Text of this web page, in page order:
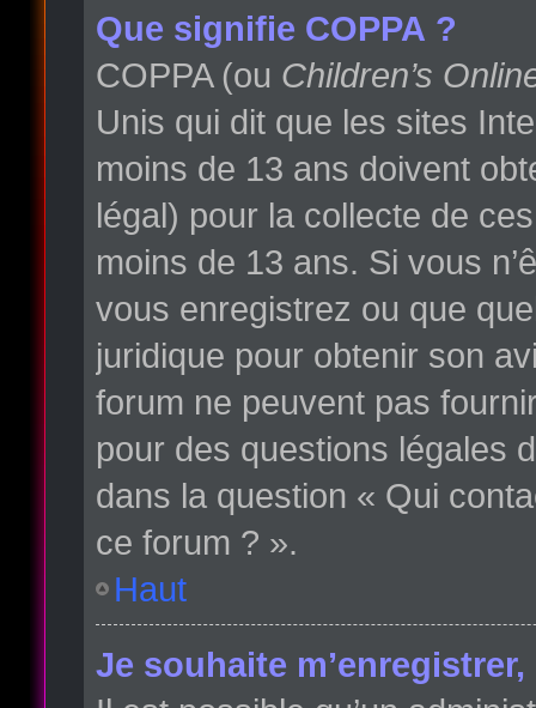
Que signifie COPPA ?
COPPA (ou Children’s
Unis qui dit que les sites
moins de 13 ans doivent
légal) pour la collecte de
moins de 13 ans. Si vous
vous enregistrez ou que
juridique pour obtenir son
forum ne peuvent pas
pour des questions légales
dans la question « Qui
ce forum ? ».
Haut
Je souhaite